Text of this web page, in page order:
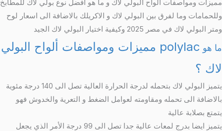
مميزات ومواصفات ألواح البولي لاك و ما هو افضل نوع بولي لاك للمطابخ
وللحمامات وما لفرق بين البولي لاك و الاكريلك بالاضافة الى اسعار لوح
ومتر البولي لاك في مصر 2025 وكيفية اختيار البولي لاك الجيد
ما هو polylac مميزات ومواصفات ألواح البولي
لاك ؟
يتميز البولي لاك بتحمله لدرجة الحرارة العالية تصل الى 140 درجة مئوية
بالاضافة الى تحمله ومقاومته لعوامل الضغط و التعرية والخدوش فهو
يتمتع بصلابة عالية
يتميز ايضا بدرج لمعات عالية جدا تصل الى 99 درجة الأمر الذي يجعل